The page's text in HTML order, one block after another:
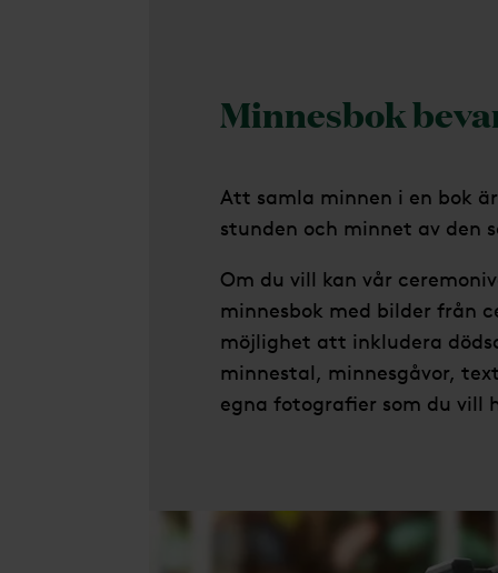
Minnesbok
Att samla minnen i en bok
stunden och minnet av den
Om du vill kan vår
minnesbok med bilder från
möjlighet att inkludera
minnestal, minnesgåvor,
egna fotografier som du vill